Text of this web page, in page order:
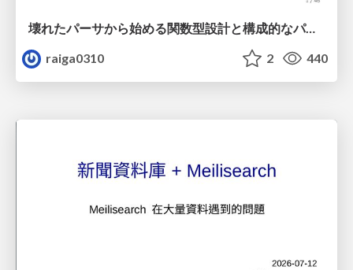
壊れたパーサから始める関数型設計と構成的なパーサ #fp_matsuri
raiga0310
2 440